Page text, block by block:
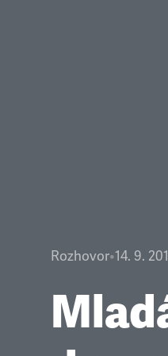
Rozhovor•14. 9.